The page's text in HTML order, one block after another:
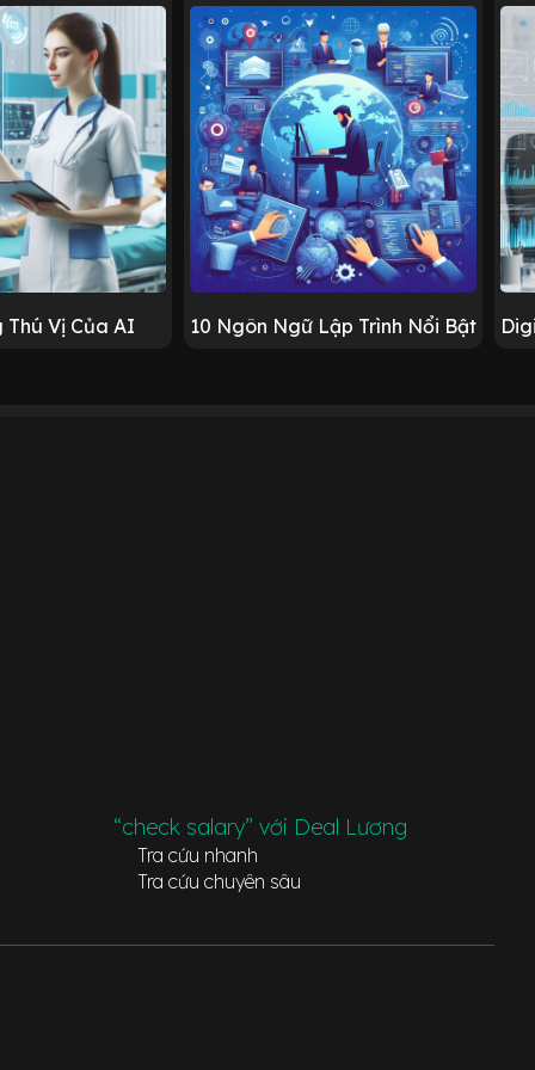
Thú Vị Của AI 10 Ngôn Ngữ Lập Trình Nổi Bật
“check salary” với Deal Lương
Tra cứu nhanh
Tra cứu chuyên sâu